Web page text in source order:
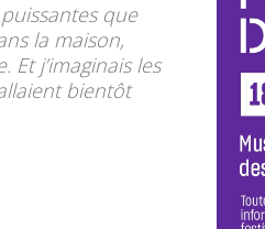
que
la maison,
Et j’imaginais les
bientôt